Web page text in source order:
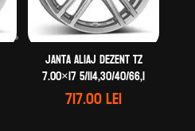
Janta aliaj DEZENT TZ
7.00×17 5/114,30/40/66,1
717.00lei